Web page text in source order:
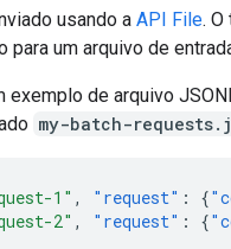
usando a API File. O
para um arquivo de
exemplo de arquivo
my-batch-
1" , "request" : {
2" , "request" : {